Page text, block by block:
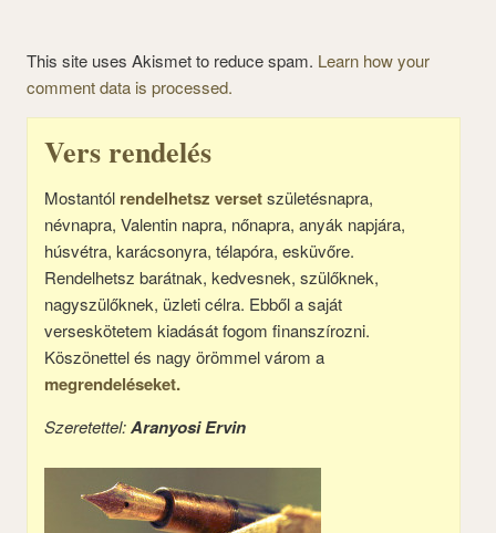
This site uses Akismet to reduce spam. Learn how your
comment data is processed.
Vers rendelés
Mostantól rendelhetsz versetszületésnapra,
névnapra, Valentin napra, nőnapra, anyák napjára,
húsvétra, karácsonyra, télapóra, esküvőre.
Rendelhetsz barátnak, kedvesnek, szülőknek,
nagyszülőknek, üzleti célra. Ebből a saját
verseskötetem kiadását fogom finanszírozni.
Köszönettel és nagy örömmel várom a
megrendeléseket.
Szeretettel:Aranyosi Ervin